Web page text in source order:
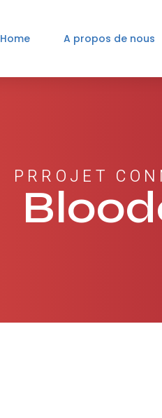
Home A propos de nous
PRROJET